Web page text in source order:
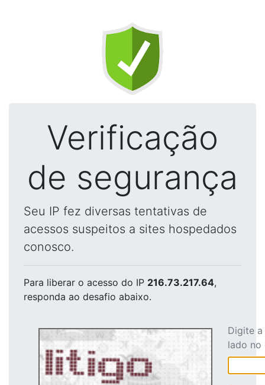
Verificação
de segurança
Seu IP fez diversas tentativas de
acessos suspeitos a sites hospedados
conosco.
Para liberar o acesso do IP 216.73.217.64,
responda ao desafio abaixo.
Digite
lado no